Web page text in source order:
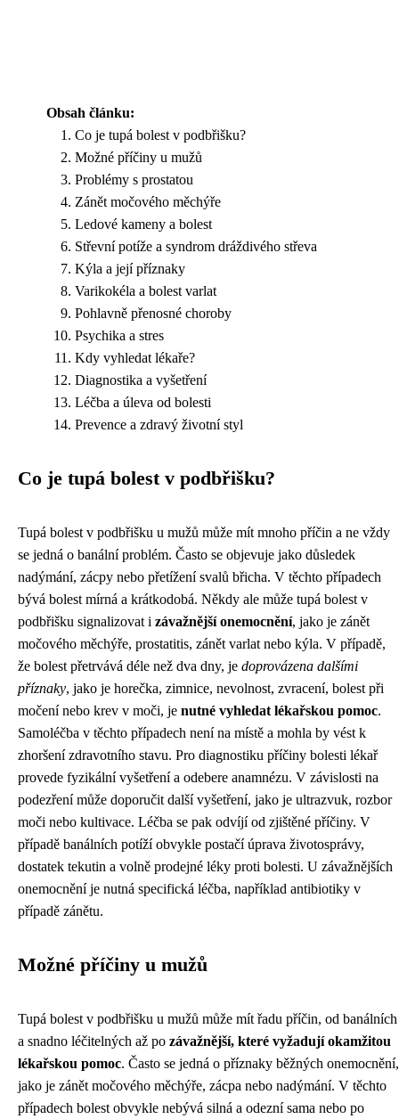
Obsah článku:
Co je tupá bolest v podbřišku?
Možné příčiny u mužů
Problémy s prostatou
Zánět močového měchýře
Ledové kameny a bolest
Střevní potíže a syndrom dráždivého střeva
Kýla a její příznaky
Varikokéla a bolest varlat
Pohlavně přenosné choroby
Psychika a stres
Kdy vyhledat lékaře?
Diagnostika a vyšetření
Léčba a úleva od bolesti
Prevence a zdravý životní styl
Co je tupá bolest v podbřišku?
Tupá bolest v podbřišku u mužů může mít mnoho příčin a ne vždy
se jedná o banální problém. Často se objevuje jako důsledek
nadýmání, zácpy nebo přetížení svalů břicha. V těchto případech
bývá bolest mírná a krátkodobá. Někdy ale může tupá bolest v
podbřišku signalizovat i závažnější onemocnění, jako je zánět
močového měchýře, prostatitis, zánět varlat nebo kýla. V případě,
že bolest přetrvává déle než dva dny, je doprovázena dalšími
příznaky, jako je horečka, zimnice, nevolnost, zvracení, bolest při
močení nebo krev v moči, je nutné vyhledat lékařskou pomoc.
Samoléčba v těchto případech není na místě a mohla by vést k
zhoršení zdravotního stavu. Pro diagnostiku příčiny bolesti lékař
provede fyzikální vyšetření a odebere anamnézu. V závislosti na
podezření může doporučit další vyšetření, jako je ultrazvuk, rozbor
moči nebo kultivace. Léčba se pak odvíjí od zjištěné příčiny. V
případě banálních potíží obvykle postačí úprava životosprávy,
dostatek tekutin a volně prodejné léky proti bolesti. U závažnějších
onemocnění je nutná specifická léčba, například antibiotiky v
případě zánětu.
Možné příčiny u mužů
Tupá bolest v podbřišku u mužů může mít řadu příčin, od banálních
a snadno léčitelných až po závažnější, které vyžadují okamžitou
lékařskou pomoc. Často se jedná o příznaky běžných onemocnění,
jako je zánět močového měchýře, zácpa nebo nadýmání. V těchto
případech bolest obvykle nebývá silná a odezní sama nebo po